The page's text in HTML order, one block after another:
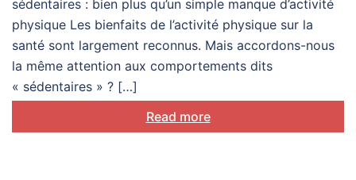
sédentaires : bien plus qu’un simple manque d’activité
physique Les bienfaits de l’activité physique sur la
santé sont largement reconnus. Mais accordons-nous
la même attention aux comportements dits
« sédentaires » ? […]
Read more